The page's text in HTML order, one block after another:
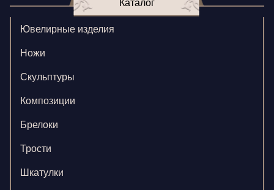
Каталог
Ювелирные изделия
Ножи
Скульптуры
Композиции
Брелоки
Трости
Шкатулки